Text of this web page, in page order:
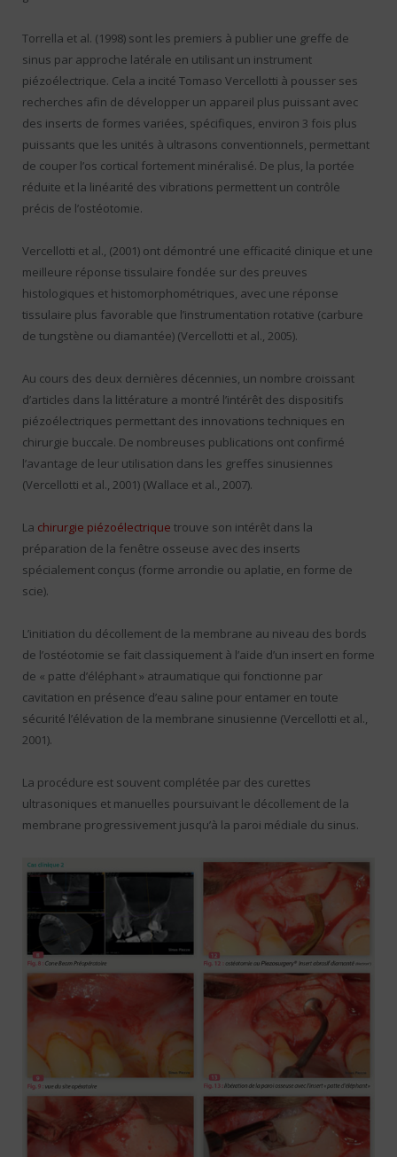
Torrella et al. (1998) sont les premiers à publier une greffe de
sinus par approche latérale en utilisant un instrument
piézoélectrique. Cela a incité Tomaso Vercellotti à pousser ses
recherches afin de développer un appareil plus puissant avec
des inserts de formes variées, spécifiques, environ 3 fois plus
puissants que les unités à ultrasons conventionnels, permettant
de couper l’os cortical fortement minéralisé. De plus, la portée
réduite et la linéarité des vibrations permettent un contrôle
précis de l’ostéotomie.
Vercellotti et al., (2001) ont démontré une efficacité clinique et une
meilleure réponse tissulaire fondée sur des preuves
histologiques et histomorphométriques, avec une réponse
tissulaire plus favorable que l’instrumentation rotative (carbure
de tungstène ou diamantée) (Vercellotti et al., 2005).
Au cours des deux dernières décennies, un nombre croissant
d’articles dans la littérature a montré l’intérêt des dispositifs
piézoélectriques permettant des innovations techniques en
chirurgie buccale. De nombreuses publications ont confirmé
l’avantage de leur utilisation dans les greffes sinusiennes
(Vercellotti et al., 2001) (Wallace et al., 2007).
La chirurgie piézoélectrique trouve son intérêt dans la
préparation de la fenêtre osseuse avec des inserts
spécialement conçus (forme arrondie ou aplatie, en forme de
scie).
L’initiation du décollement de la membrane au niveau des bords
de l’ostéotomie se fait classiquement à l’aide d’un insert en forme
de « patte d’éléphant » atraumatique qui fonctionne par
cavitation en présence d’eau saline pour entamer en toute
sécurité l’élévation de la membrane sinusienne (Vercellotti et al.,
2001).
La procédure est souvent complétée par des curettes
ultrasoniques et manuelles poursuivant le décollement de la
membrane progressivement jusqu’à la paroi médiale du sinus.